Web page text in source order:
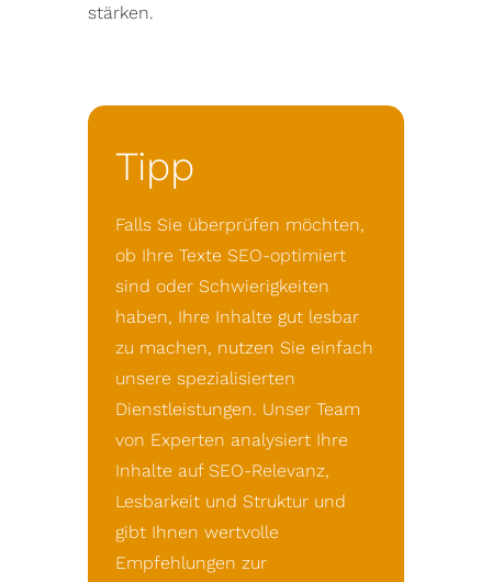
stärken.
Tipp
Falls Sie überprüfen möchten,
ob Ihre Texte SEO-optimiert
sind oder Schwierigkeiten
haben, Ihre Inhalte gut lesbar
zu machen, nutzen Sie einfach
unsere spezialisierten
Dienstleistungen. Unser Team
von Experten analysiert Ihre
Inhalte auf SEO-Relevanz,
Lesbarkeit und Struktur und
gibt Ihnen wertvolle
Empfehlungen zur